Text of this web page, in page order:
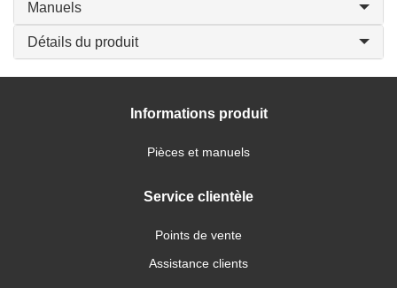
Manuels
Détails du produit
Informations produit
Pièces et manuels
Service clientèle
Points de vente
Assistance clients